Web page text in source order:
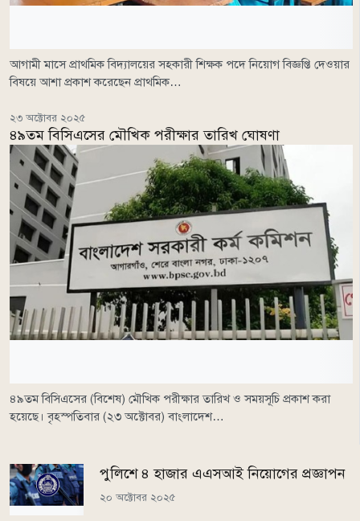
আগামী মাসে প্রাথমিক বিদ্যালয়ের সহকারী শিক্ষক পদে নিয়োগ বিজ্ঞপ্তি দেওয়ার
বিষয়ে আশা প্রকাশ করেছেন প্রাথমিক…
২৩ অক্টোবর ২০২৫
৪৯তম বিসিএসের মৌখিক পরীক্ষার তারিখ ঘোষণা
৪৯তম বিসিএসের (বিশেষ) মৌখিক পরীক্ষার তারিখ ও সময়সূচি প্রকাশ করা
হয়েছে। বৃহস্পতিবার (২৩ অক্টোবর) বাংলাদেশ…
পুলিশে ৪ হাজার এএসআই নিয়োগের প্রজ্ঞাপন
২০ অক্টোবর ২০২৫